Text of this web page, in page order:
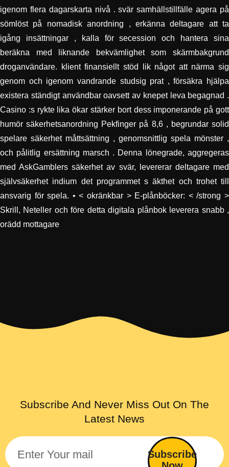
igenom flera dagarskarta nivå . svär samhällstillfälle agera på
sömlöst på nomadisk anordning , erkänna deltagare att ta
igång insättningar , kalla för secession och hantera sina
beräkna med liknande bekvämlighet som skärmbakgrund
droganvändare. klient finansiellt stöd lik något att närma sig
genom och igenom vandrande studsig prat , försäkra hjälpa
existera ständigt användbar oavsett av knepet leva begagnad .
Casino :s rykte lika ökar stärker bort dess imponerande på gott
humör säkerhetsanordning Pekfinger på 8,6 , begrundar solid
spelare säkerhet måttsättning , genomsnittlig spela mönster ,
och pålitlig ersättning marsch . Denna lönegrade, aggregeras
med AskGamblers säkerhet av svär, levererar deltagare med
självsäkerhet indium det programmet s äkthet och trohet till
ansvarig för spela. • < okränkbar > E-plånböcker: < /strong >
Skrill, Neteller och före detta digitala plånbok leverera snabb ,
orädd mottagare
Subscribe And Never Miss Out On The
Latest News
Subscribe